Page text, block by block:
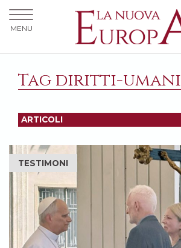
Tag diritti-umani
ARTICOLI
TESTIMONI
MENU